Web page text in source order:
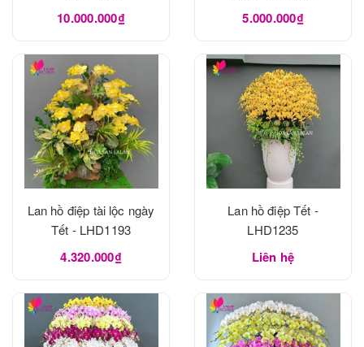
10.000.000₫ 5.000.000₫
Lan hồ điệp tài lộc ngày
Tết - LHD1193
4.320.000₫
Lan hồ điệp Tết -
LHD1235
Liên hệ